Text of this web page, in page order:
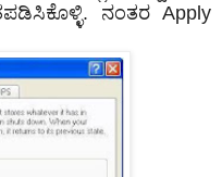
ನಂತರ Apply